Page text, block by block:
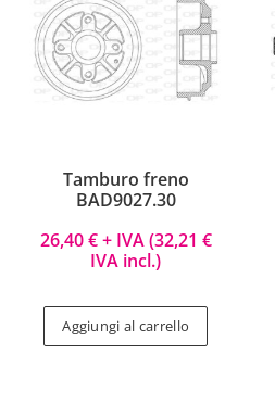
Tamburo freno
BAD9027.30
26,40€+ IVA (32,21 €
IVA incl.)
Aggiungi al carrello